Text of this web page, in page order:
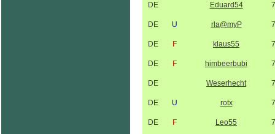
DE Eduard54
DE U rla@myP
DE F klaus55
DE F himbeerbubi
DE Weserhecht
DE U rotx
DE F Leo55